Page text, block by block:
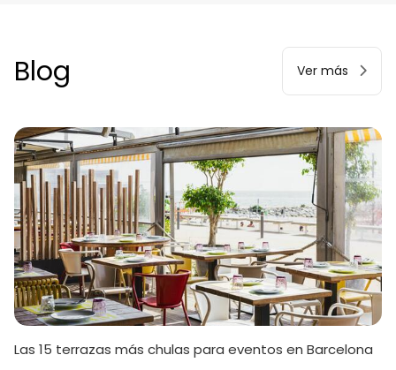
Blog Ver más
Las 15 terrazas más chulas para eventos en Barcelona